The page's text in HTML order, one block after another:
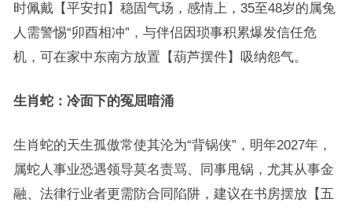
时佩戴【平安扣】稳固气场，感情上，35至48岁的属兔
人需警惕“卯酉相冲”，与伴侣因琐事积累爆发信任危
机，可在家中东南方放置【葫芦摆件】吸纳怨气。
生肖蛇：冷面下的冤屈暗涌
生肖蛇的天生孤傲常使其沦为“背锅侠”，明年2027年，
属蛇人事业恐遇领导莫名责骂、同事甩锅，尤其从事金
融、法律行业者更需防合同陷阱，建议在书房摆放【五